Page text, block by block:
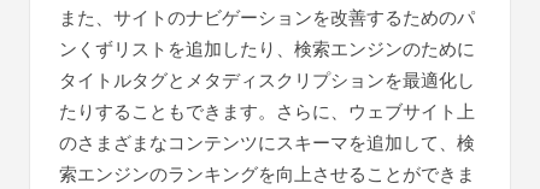
また、サイトのナビゲーションを改善するためのパ
ンくずリストを追加したり、検索エンジンのために
タイトルタグとメタディスクリプションを最適化し
たりすることもできます。さらに、ウェブサイト上
のさまざまなコンテンツにスキーマを追加して、検
索エンジンのランキングを向上させることができま